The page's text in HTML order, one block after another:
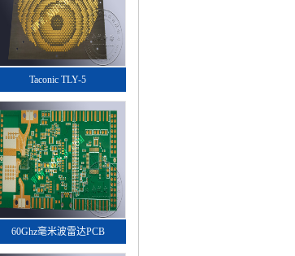
Taconic TLY-5
60Ghz毫米波雷达PCB